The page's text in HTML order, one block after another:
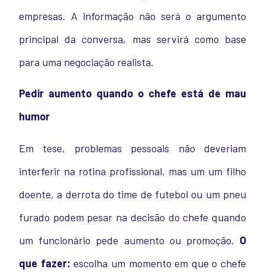
empresas. A informação não será o argumento
principal da conversa, mas servirá como base
para uma negociação realista.
Pedir aumento quando o chefe está de mau
humor
Em tese, problemas pessoais não deveriam
interferir na rotina profissional, mas um um filho
doente, a derrota do time de futebol ou um pneu
furado podem pesar na decisão do chefe quando
um funcionário pede aumento ou promoção. O
que fazer: escolha um momento em que o chefe